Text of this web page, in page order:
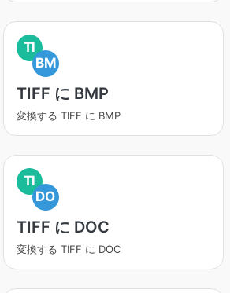
TI
BM
TIFF に BMP
変換する TIFF に BMP
TI
DO
TIFF に DOC
変換する TIFF に DOC